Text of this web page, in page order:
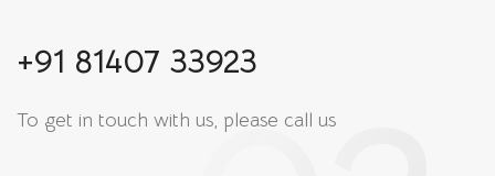
+91 81407 33923
To get in touch with us, please call us